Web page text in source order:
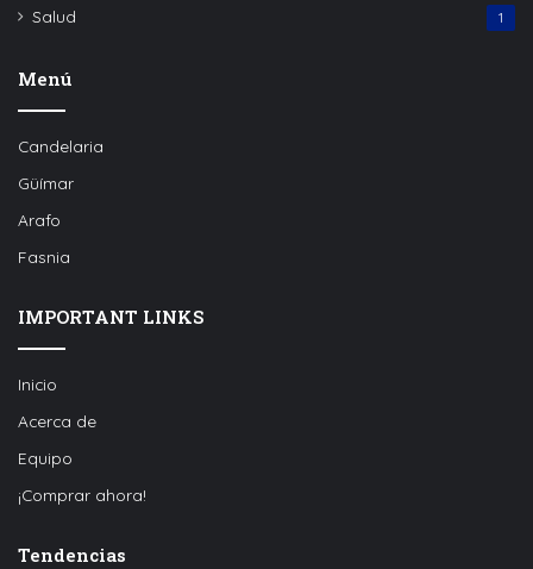
Salud 1
Menú
Candelaria
Güímar
Arafo
Fasnia
IMPORTANT LINKS
Inicio
Acerca de
Equipo
¡Comprar ahora!
Tendencias